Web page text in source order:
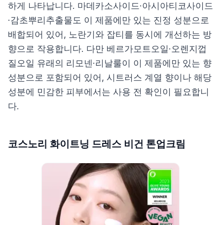
하게 나타납니다. 마데카소사이드·아시아티코사이드
·감초뿌리추출물도 이 제품에만 있는 진정 성분으로
배합되어 있어, 노란기와 잡티를 동시에 개선하는 방
향으로 작용합니다. 다만 베르가모트오일·오렌지껍
질오일 유래의 리모넨·리날룰이 이 제품에만 있는 향
성분으로 포함되어 있어, 시트러스 계열 향이나 해당
성분에 민감한 피부에서는 사용 전 확인이 필요합니
다.
코스노리 화이트닝 드레스 비건 톤업크림